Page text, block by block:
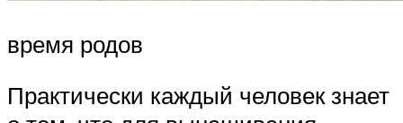
время родов
Практически каждый человек знает